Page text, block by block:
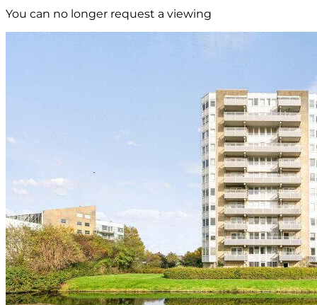
You can no longer request a viewing